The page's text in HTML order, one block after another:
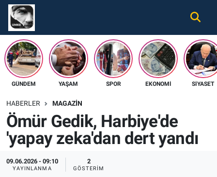
GÜNDEM YAŞAM SPOR EKONOMI SIYASET
HABERLER MAGAZIN
Ömür Gedik, Harbiye'de
'yapay zeka'dan dert yandı
09.06.2026 - 09:10
YAYINLANMA
2
GÖSTERIM
Gündem
Ekonomi
Spor
Tüm Haberler
İletişim
Nöbetçi Eczaneler
Hava Durumu
Namaz Vakitleri
Süper Lig Puan Durumu ve Fikstür
Tüm Manşetler